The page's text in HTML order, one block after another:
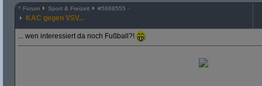
^ Forum Sport & Freizeit #5688555
KAC gegen VSV...
... wen interessiert da noch Fußball?!